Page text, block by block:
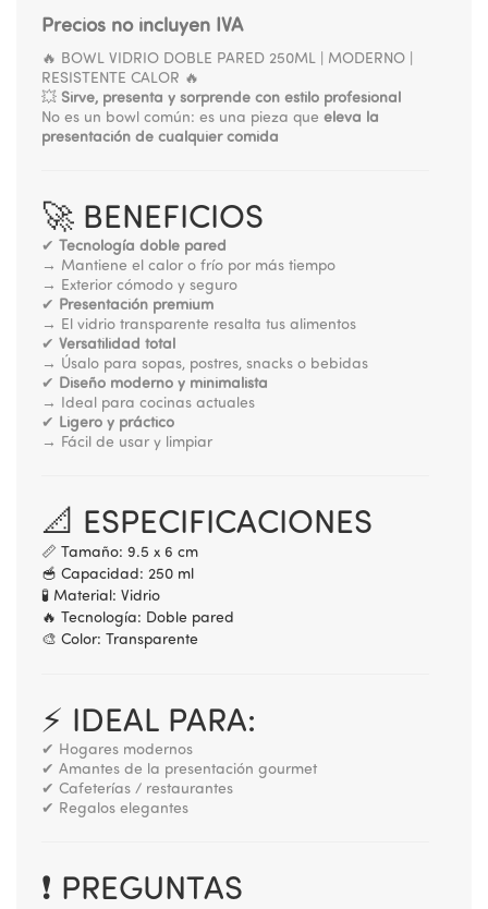
Precios no incluyen IVA
🔥 BOWL VIDRIO DOBLE PARED 250ML | MODERNO |
RESISTENTE CALOR 🔥
💥 Sirve, presenta y sorprende con estilo profesional
No es un bowl común: es una pieza que eleva la
presentación de cualquier comida
🚀 BENEFICIOS
✔ Tecnología doble pared
→ Mantiene el calor o frío por más tiempo
→ Exterior cómodo y seguro
✔ Presentación premium
→ El vidrio transparente resalta tus alimentos
✔ Versatilidad total
→ Úsalo para sopas, postres, snacks o bebidas
✔ Diseño moderno y minimalista
→ Ideal para cocinas actuales
✔ Ligero y práctico
→ Fácil de usar y limpiar
📐 ESPECIFICACIONES
📏 Tamaño: 9.5 x 6 cm
🥣 Capacidad: 250 ml
🧪 Material: Vidrio
🔥 Tecnología: Doble pared
🎨 Color: Transparente
⚡ IDEAL PARA:
✔ Hogares modernos
✔ Amantes de la presentación gourmet
✔ Cafeterías / restaurantes
✔ Regalos elegantes
❗ PREGUNTAS